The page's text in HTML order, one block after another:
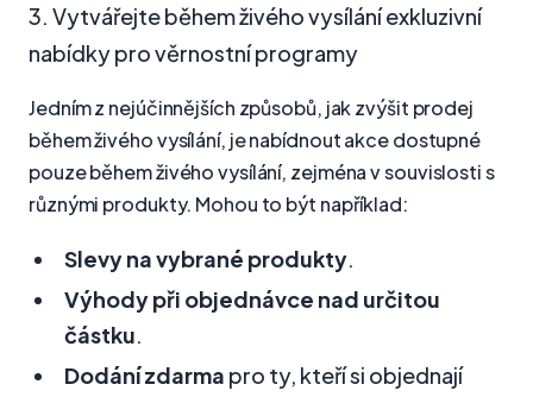
3. Vytvářejte během živého vysílání exkluzivní
nabídky pro věrnostní programy
Jedním z nejúčinnějších způsobů, jak zvýšit prodej
během živého vysílání, je nabídnout akce dostupné
pouze během živého vysílání, zejména v souvislosti s
různými produkty. Mohou to být například:
Slevy na vybrané produkty.
Výhody při objednávce nad určitou
částku.
Dodání zdarma pro ty, kteří si objednají